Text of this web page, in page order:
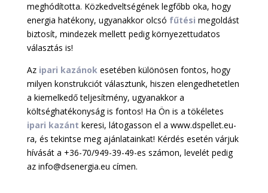
meghódította. Közkedveltségének legfőbb oka, hogy
energia hatékony, ugyanakkor olcsó fűtési megoldást
biztosít, mindezek mellett pedig környezettudatos
választás is!
Az ipari kazánokesetében különösen fontos, hogy
milyen konstrukciót választunk, hiszen elengedhetetlen
a kiemelkedő teljesítmény, ugyanakkor a
költséghatékonyság is fontos! Ha Ön is a tökéletes
ipari kazánt keresi, látogasson el a www.dspellet.eu-
ra, és tekintse meg ajánlatainkat! Kérdés esetén várjuk
hívását a +36-70/949-39-49-es számon, levelét pedig
az info@dsenergia.eu címen.